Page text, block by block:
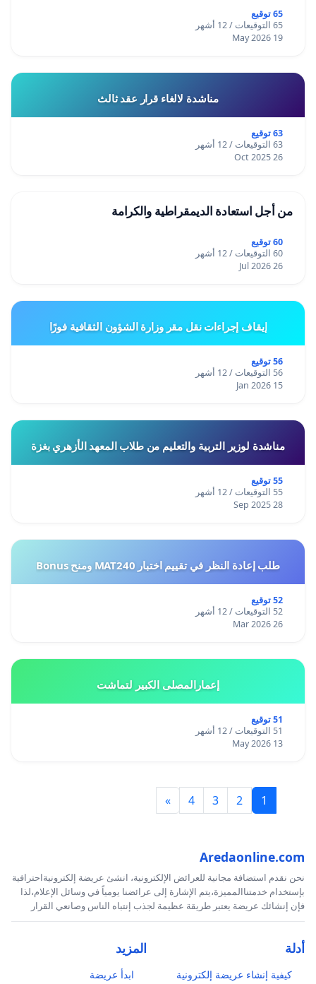
65 توقيع
65 التوقيعات / 12 أشهر
19 May 2026
مناشدة لالغاء قرار عقد ثالث
63 توقيع
63 التوقيعات / 12 أشهر
26 Oct 2025
من أجل استعادة الديمقراطية والكرامة
60 توقيع
60 التوقيعات / 12 أشهر
26 Jul 2026
إيقاف إجراءات نقل مقر وزارة الشؤون الثقافية فورًا
56 توقيع
56 التوقيعات / 12 أشهر
15 Jan 2026
مناشدة لوزير التربية والتعليم من طلاب المعهد الأزهري بغزة
55 توقيع
55 التوقيعات / 12 أشهر
28 Sep 2025
طلب إعادة النظر في تقييم اختبار MAT240 ومنح Bonus
52 توقيع
52 التوقيعات / 12 أشهر
26 Mar 2026
إعمارالمصلى الكبير لتماشت
51 توقيع
51 التوقيعات / 12 أشهر
13 May 2026
1
2
3
4
»
Aredaonline.com
نحن نقدم استضافة مجانية للعرائض الإلكترونية، انشئ عريضة إلكترونيةاحترافية
بإستخدام خدمتناالمميزة،يتم الإشارة إلى عرائضنا يومياً في وسائل الإعلام،لذا
فإن إنشائك عريضة يعتبر طريقة عظيمة لجذب إنتباه الناس وصانعي القرار
أدلة
كيفية إنشاء عريضة إلكترونية
المزيد
ابدأ عريضة